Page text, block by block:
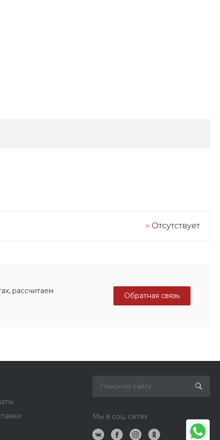
Отсутствует
рассчитаем
Обратная связь
Мы в соц. сетях